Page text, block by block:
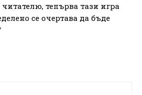
тепърва тази игра
се очертава да бъде